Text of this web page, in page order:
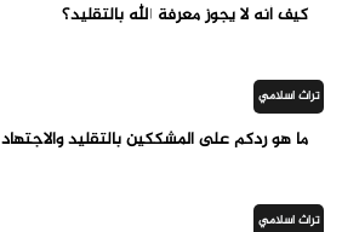
كيف أنه لا يجوز معرفة الله بالتقليد؟
تراث اسلامي
ما هو ردكم على المشككين بالتقليد والاجتهاد
تراث اسلامي